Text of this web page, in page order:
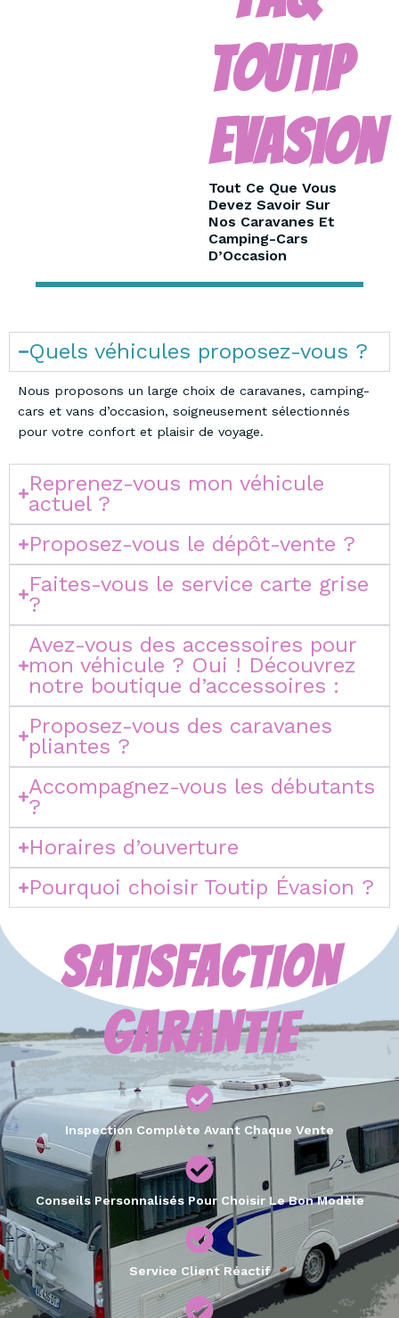
Toutip
Evasion
Tout Ce Que Vous
Devez Savoir Sur
Nos Caravanes Et
Camping-Cars
D’Occasion
Quels véhicules proposez-vous ?
Nous proposons un large choix de caravanes, camping-
cars et vans d’occasion, soigneusement sélectionnés
pour votre confort et plaisir de voyage.
Reprenez-vous mon véhicule
actuel ?
Proposez-vous le dépôt-vente ?
Faites-vous le service carte grise
?
Avez-vous des accessoires pour
mon véhicule ? Oui ! Découvrez
notre boutique d’accessoires :
Proposez-vous des caravanes
pliantes ?
Accompagnez-vous les débutants
?
Horaires d’ouverture
Pourquoi choisir Toutip Évasion ?
SATISFACTION
GARANTIE
Inspection Complète Avant Chaque Vente
Conseils Personnalisés Pour Choisir Le Bon Modèle
Service Client Réactif